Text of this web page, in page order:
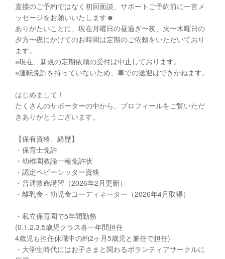
直接のご予約ではなく初回面談、サポートご予約前に一言メ
ッセージをお願いいたします☻
ありがたいことに、現在月曜日の昼過ぎ〜夜、火〜木曜日の
夕方〜夜にかけてのお時間は定期のご依頼をいただいており
ます。
※現在、新規の定期依頼の受付は中止しております。
※運転免許を持っていないため、車での送迎はできかねます。
はじめまして！
たくさんのサポーターの中から、プロフィールをご覧いただ
きありがとうございます。
【保有資格、経歴】
・保育士免許
・幼稚園教諭一種免許状
・認定ベビーシッター資格
・普通救命講習（2026年2月更新）
・離乳食・幼児食コーディネーター（2026年4月取得）
・私立保育園で5年間勤務
(0.1.2.3.5歳児クラス各一年間担任
4歳児も担任休職中の約2ヶ月5歳児と兼任で担任)
・大学生時代にはお子さまと関わるボランティアサークルに